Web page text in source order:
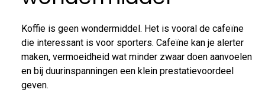
Koffie is geen wondermiddel. Het is vooral de cafeïne
die interessant is voor sporters. Cafeïne kan je alerter
maken, vermoeidheid wat minder zwaar doen aanvoelen
en bij duurinspanningen een klein prestatievoordeel
geven.